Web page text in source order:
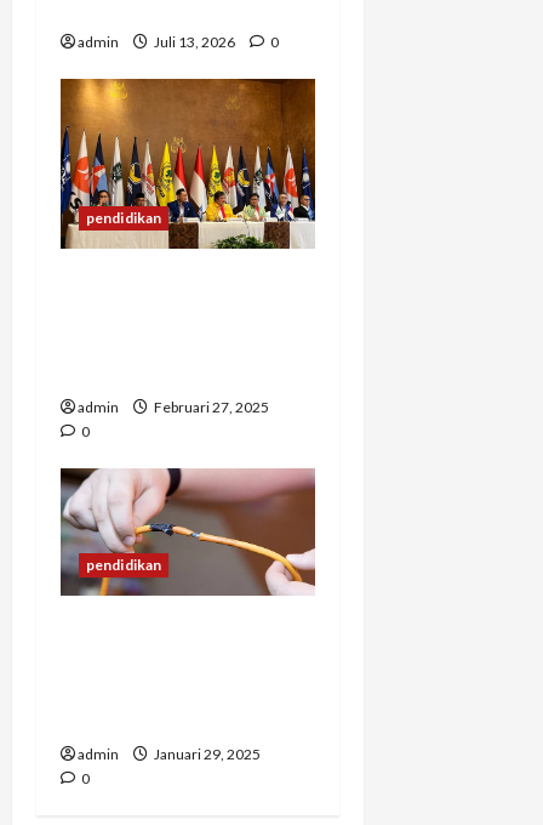
admin Juli 13, 2026 0
pendidikan
admin
Februari 27, 2025
0
pendidikan
admin
Januari 29, 2025
0